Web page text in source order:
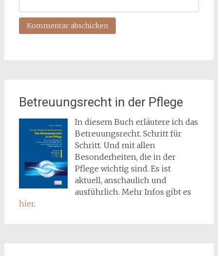
Betreuungsrecht in der Pflege
In diesem Buch erläutere ich das
Betreuungsrecht. Schritt für
Schritt. Und mit allen
Besonderheiten, die in der
Pflege wichtig sind. Es ist
aktuell, anschaulich und
ausführlich. Mehr Infos gibt es
hier.